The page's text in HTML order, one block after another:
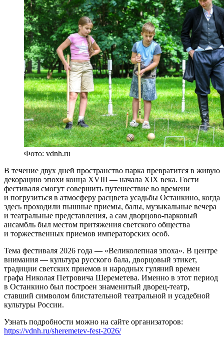
Фото: vdnh.ru
В течение двух дней пространство парка превратится в живую
декорацию эпохи конца XVIII — начала XIX века. Гости
фестиваля смогут совершить путешествие во времени
и погрузиться в атмосферу расцвета усадьбы Останкино, когда
здесь проходили пышные приемы, балы, музыкальные вечера
и театральные представления, а сам дворцово-парковый
ансамбль был местом притяжения светского общества
и торжественных приемов императорских особ.
Тема фестиваля 2026 года — «Великолепная эпоха». В центре
внимания — культура русского бала, дворцовый этикет,
традиции светских приемов и народных гуляний времен
графа Николая Петровича Шереметева. Именно в этот период
в Останкино был построен знаменитый дворец-театр,
ставший символом блистательной театральной и усадебной
культуры России.
Узнать подробности можно на сайте организаторов:
https://vdnh.ru/sheremetev-fest-2026/